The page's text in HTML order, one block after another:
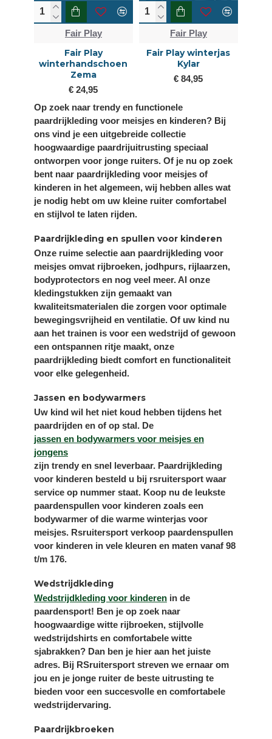
Op zoek naar trendy en functionele
paardrijkleding voor meisjes en kinderen? Bij
ons vind je een uitgebreide collectie
hoogwaardige paardrijuitrusting speciaal
ontworpen voor jonge ruiters. Of je nu op zoek
bent naar paardrijkleding voor meisjes of
kinderen in het algemeen, wij hebben alles wat
je nodig hebt om uw kleine ruiter comfortabel
en stijlvol te laten rijden.
Paardrijkleding en spullen voor kinderen
Onze ruime selectie aan paardrijkleding voor
meisjes omvat rijbroeken, jodhpurs, rijlaarzen,
bodyprotectors en nog veel meer. Al onze
kledingstukken zijn gemaakt van
kwaliteitsmaterialen die zorgen voor optimale
bewegingsvrijheid en ventilatie. Of uw kind nu
aan het trainen is voor een wedstrijd of gewoon
een ontspannen ritje maakt, onze
paardrijkleding biedt comfort en functionaliteit
voor elke gelegenheid.
Jassen en bodywarmers
Uw kind wil het niet koud hebben tijdens het
paardrijden en of op stal. De
jassen en bodywarmers voor meisjes en
jongens
zijn trendy en snel leverbaar. Paardrijkleding
voor kinderen besteld u bij rsruitersport waar
service op nummer staat. Koop nu de leukste
paardenspullen voor kinderen zoals een
bodywarmer of die warme winterjas voor
meisjes. Rsruitersport verkoop paardenspullen
voor kinderen in vele kleuren en maten vanaf 98
t/m 176.
Wedstrijdkleding
Wedstrijdkleding voor kinderen in de
paardensport! Ben je op zoek naar
hoogwaardige witte rijbroeken, stijlvolle
wedstrijdshirts en comfortabele witte
sjabrakken? Dan ben je hier aan het juiste
adres. Bij RSruitersport streven we ernaar om
jou en je jonge ruiter de beste uitrusting te
bieden voor een succesvolle en comfortabele
wedstrijdervaring.
Paardrijkbroeken
Fair Play
Fair Play
winterhandschoen
Zema
€ 24,95
Fair Play
Fair Play winterjas
Kylar
€ 84,95